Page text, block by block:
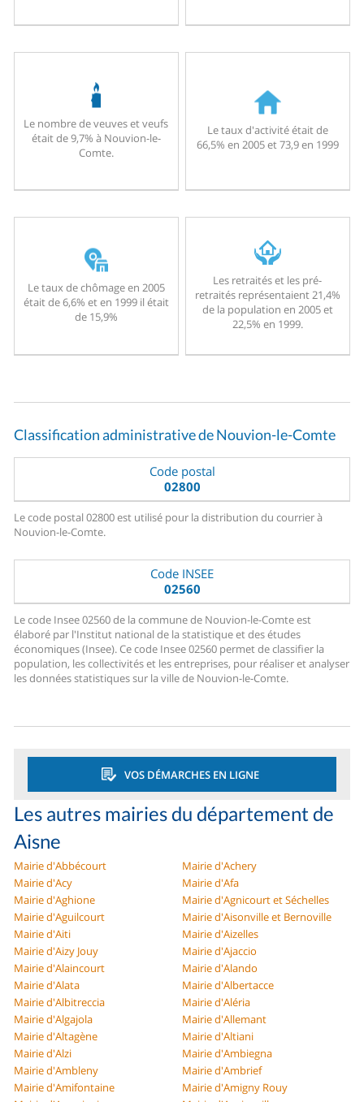
Le nombre de veuves et veufs
était de 9,7% à Nouvion-le-
Comte.
Le taux d'activité était de
66,5% en 2005 et 73,9 en 1999
Le taux de chômage en 2005
était de 6,6% et en 1999 il était
de 15,9%
Les retraités et les pré-
retraités représentaient 21,4%
de la population en 2005 et
22,5% en 1999.
Classification administrative de Nouvion-le-Comte
Code postal
02800
Le code postal 02800 est utilisé pour la distribution du courrier à
Nouvion-le-Comte.
Code INSEE
02560
Le code Insee 02560 de la commune de Nouvion-le-Comte est
élaboré par l'Institut national de la statistique et des études
économiques (Insee). Ce code Insee 02560 permet de classifier la
population, les collectivités et les entreprises, pour réaliser et analyser
les données statistiques sur la ville de Nouvion-le-Comte.
VOS DÉMARCHES EN LIGNE
Les autres mairies du département de
Aisne
Mairie d'Abbécourt
Mairie d'Achery
Mairie d'Acy
Mairie d'Afa
Mairie d'Aghione
Mairie d'Agnicourt et Séchelles
Mairie d'Aguilcourt
Mairie d'Aisonville et Bernoville
Mairie d'Aiti
Mairie d'Aizelles
Mairie d'Aizy Jouy
Mairie d'Ajaccio
Mairie d'Alaincourt
Mairie d'Alando
Mairie d'Alata
Mairie d'Albertacce
Mairie d'Albitreccia
Mairie d'Aléria
Mairie d'Algajola
Mairie d'Allemant
Mairie d'Altagène
Mairie d'Altiani
Mairie d'Alzi
Mairie d'Ambiegna
Mairie d'Ambleny
Mairie d'Ambrief
Mairie d'Amifontaine
Mairie d'Amigny Rouy